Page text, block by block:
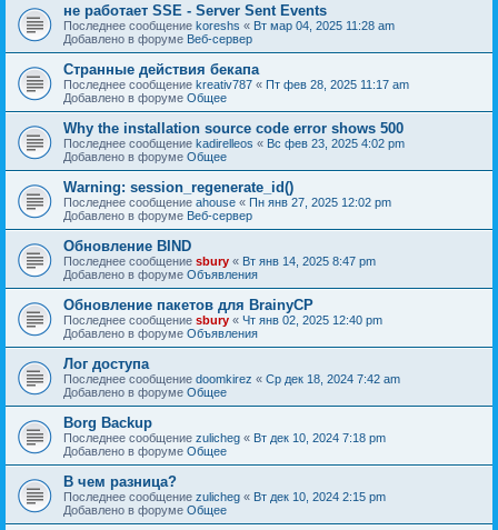
не работает SSE - Server Sent Events
Последнее сообщение koreshs « Вт мар 04, 2025 11:28 am
Добавлено в форуме Веб-сервер
Странные действия бекапа
Последнее сообщение kreativ787 « Пт фев 28, 2025 11:17 am
Добавлено в форуме Общее
Why the installation source code error shows 500
Последнее сообщение kadirelleos « Вс фев 23, 2025 4:02 pm
Добавлено в форуме Общее
Warning: session_regenerate_id()
Последнее сообщение ahouse « Пн янв 27, 2025 12:02 pm
Добавлено в форуме Веб-сервер
Обновление BIND
Последнее сообщение sbury « Вт янв 14, 2025 8:47 pm
Добавлено в форуме Объявления
Oбновление пакетов для BrainyCP
Последнее сообщение sbury « Чт янв 02, 2025 12:40 pm
Добавлено в форуме Объявления
Лог доступа
Последнее сообщение doomkirez « Ср дек 18, 2024 7:42 am
Добавлено в форуме Общее
Borg Backup
Последнее сообщение zulicheg « Вт дек 10, 2024 7:18 pm
Добавлено в форуме Общее
В чем разница?
Последнее сообщение zulicheg « Вт дек 10, 2024 2:15 pm
Добавлено в форуме Общее